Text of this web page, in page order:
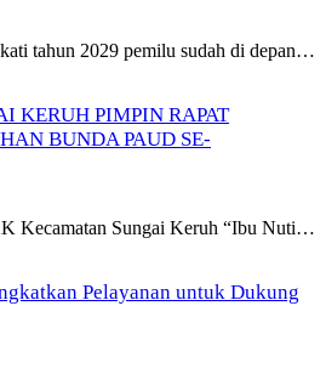
tahun 2029 pemilu sudah di depan…
KERUH PIMPIN RAPAT
BUNDA PAUD SE-
Kecamatan Sungai Keruh “Ibu Nuti…
Pelayanan untuk Dukung